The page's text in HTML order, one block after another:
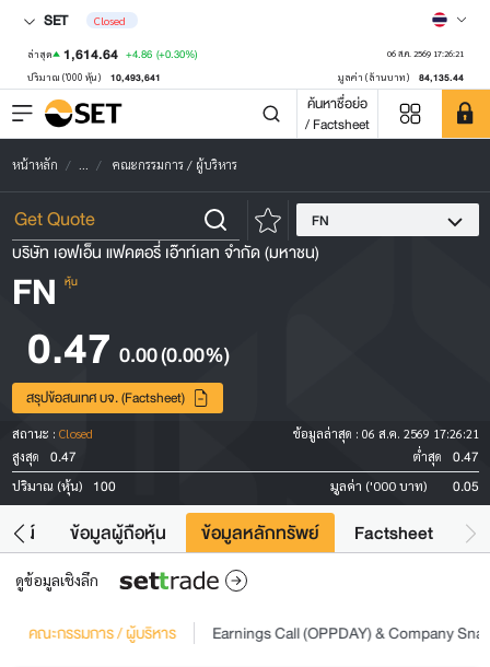
SET Closed
ล่าสุด 1,614.64 +4.86 (+0.30%) 06 ส.ค. 2569 17:26:21
ปริมาณ ('000 หุ้น) 10,493,641 มูลค่า (ล้านบาท) 84,135.44
ค้นหาชื่อย่อ
/ Factsheet
หน้าหลัก ... คณะกรรมการ / ผู้บริหาร
FN
บริษัท เอฟเอ็น แฟคตอรี่ เอ๊าท์เลท จำกัด (มหาชน)
FN หุ้น
0.47 0.00(0.00%)
สรุปข้อสนเทศ บจ. (Factsheet)
สถานะ : Closed ข้อมูลล่าสุด : 06 ส.ค. 2569 17:26:21
สูงสุด
0.47 ต่ำสุด 0.47
ปริมาณ (หุ้น) 100 มูลค่า ('000 บาท) 0.05
ยชน์ ข้อมูลผู้ถือหุ้น ข้อมูลหลักทรัพย์ Factsheet
ดูข้อมูลเชิงลึก
คณะกรรมการ / ผู้บริหาร Earnings Call (OPPDAY) & Company